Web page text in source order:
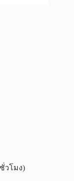
วโมง)